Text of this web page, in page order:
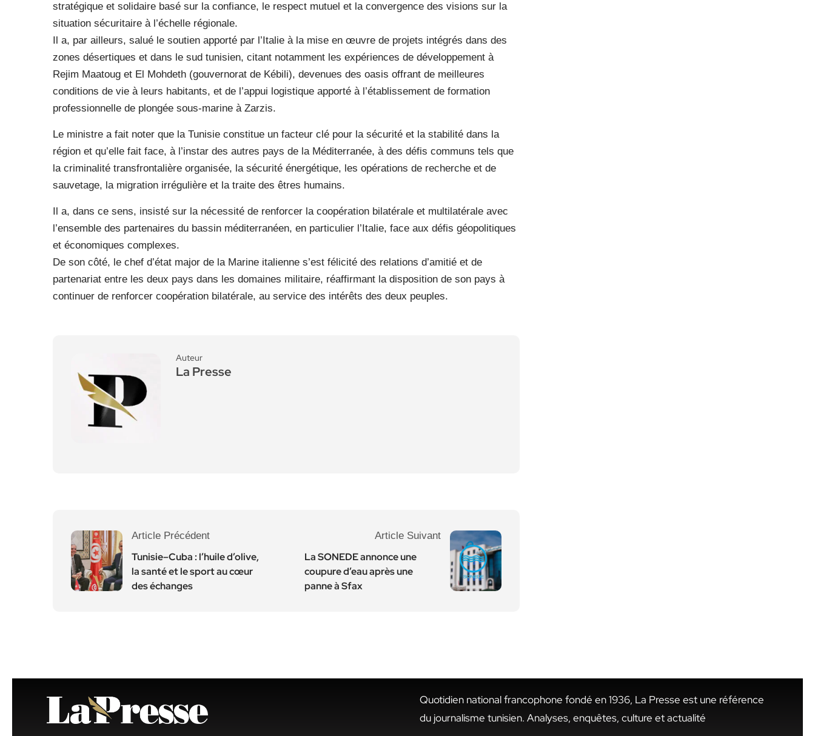
stratégique et solidaire basé sur la confiance, le respect mutuel et la convergence des visions sur la
situation sécuritaire à l’échelle régionale.
Il a, par ailleurs, salué le soutien apporté par l’Italie à la mise en œuvre de projets intégrés dans des
zones désertiques et dans le sud tunisien, citant notamment les expériences de développement à
Rejim Maatoug et El Mohdeth (gouvernorat de Kébili), devenues des oasis offrant de meilleures
conditions de vie à leurs habitants, et de l’appui logistique apporté à l’établissement de formation
professionnelle de plongée sous-marine à Zarzis.
Le ministre a fait noter que la Tunisie constitue un facteur clé pour la sécurité et la stabilité dans la
région et qu’elle fait face, à l’instar des autres pays de la Méditerranée, à des défis communs tels que
la criminalité transfrontalière organisée, la sécurité énergétique, les opérations de recherche et de
sauvetage, la migration irrégulière et la traite des êtres humains.
Il a, dans ce sens, insisté sur la nécessité de renforcer la coopération bilatérale et multilatérale avec
l’ensemble des partenaires du bassin méditerranéen, en particulier l’Italie, face aux défis géopolitiques
et économiques complexes.
De son côté, le chef d’état major de la Marine italienne s’est félicité des relations d’amitié et de
partenariat entre les deux pays dans les domaines militaire, réaffirmant la disposition de son pays à
continuer de renforcer coopération bilatérale, au service des intérêts des deux peuples.
Auteur
La Presse
Article Précédent
Tunisie–Cuba : l’huile d’olive,
la santé et le sport au cœur
des échanges
Article Suivant
La SONEDE annonce une
coupure d’eau après une
panne à Sfax
Quotidien national francophone fondé en 1936, La Presse est une référence
du journalisme tunisien. Analyses, enquêtes, culture et actualité